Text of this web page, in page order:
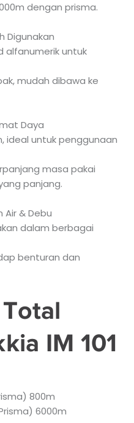
dengan prisma.
Digunakan
alfanumerik untuk
mudah dibawa ke
Daya
ideal untuk penggunaan
masa pakai
panjang.
Air & Debu
dalam berbagai
benturan dan
IM 101
800m
6000m